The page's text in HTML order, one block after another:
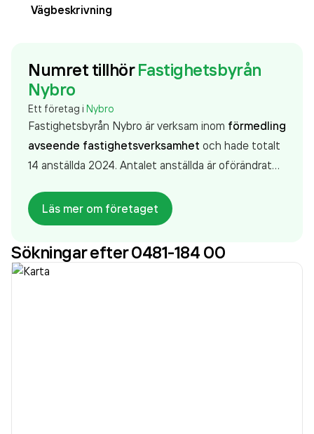
Vägbeskrivning
Numret tillhör Fastighetsbyrån
Nybro
Ett företag i Nybro
Fastighetsbyrån Nybro är verksam inom förmedling
avseende fastighetsverksamhet och hade totalt
14 anställda 2024. Antalet anställda är oförändrat
varit aktivt sedan 2005. Fastighetsbyrån Nybro
omsatte 18 959 000,00 krsenaste räkenskapsåret
(2024).
Läs mer om företaget
Sökningar efter 0481-184 00